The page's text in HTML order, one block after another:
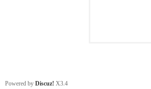
Powered by Discuz! X3.4